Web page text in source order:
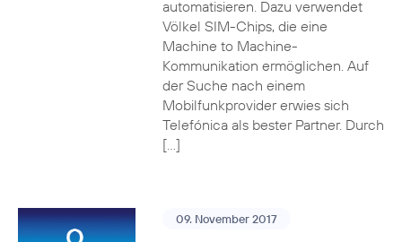
automatisieren. Dazu verwendet
Völkel SIM-Chips, die eine
Machine to Machine-
Kommunikation ermöglichen. Auf
der Suche nach einem
Mobilfunkprovider erwies sich
Telefónica als bester Partner. Durch
[…]
09. November 2017